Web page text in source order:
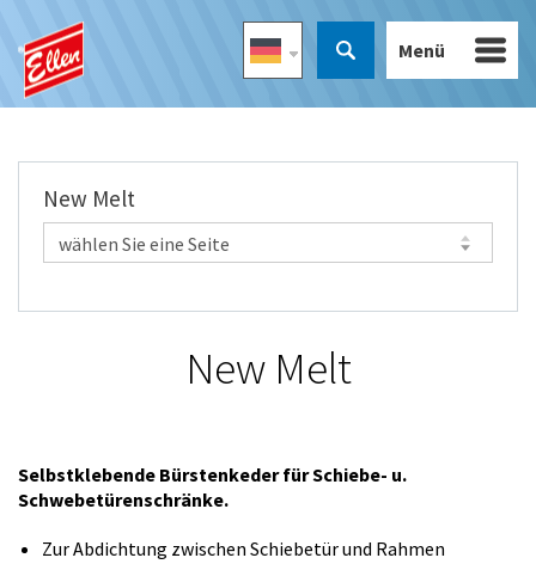
Menü
New Melt
New Melt
Selbstklebende Bürstenkeder für Schiebe- u.
Schwebetürenschränke.
Zur Abdichtung zwischen Schiebetür und Rahmen